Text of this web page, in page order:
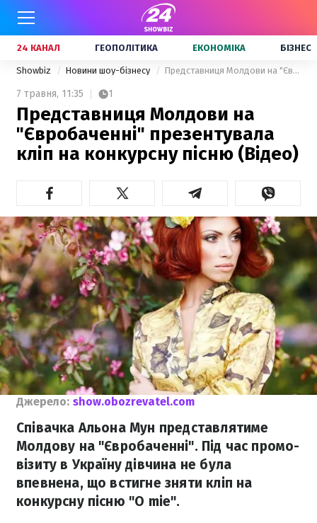
24 КАНАЛ ГЕОПОЛІТИКА ЕКОНОМІКА БІЗНЕС
Showbiz Новини шоу-бізнесу Представниця Молдови на "Євробаченні" презентувала кліп на конкурсну пісню (Відео)
7 травня, 11:35 1
Представниця Молдови на
"Євробаченні" презентувала
кліп на конкурсну пісню (Відео)
Джерело: show.obozrevatel.com
Співачка Альона Мун представлятиме
Молдову на "Євробаченні". Під час промо-
візиту в Україну дівчина не була
впевнена, що встигне зняти кліп на
конкурсну пісню "O mie".